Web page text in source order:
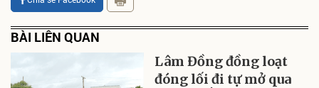
BÀI LIÊN QUAN
Lâm Đồng đồng loạt
đóng lối đi tự mở qua